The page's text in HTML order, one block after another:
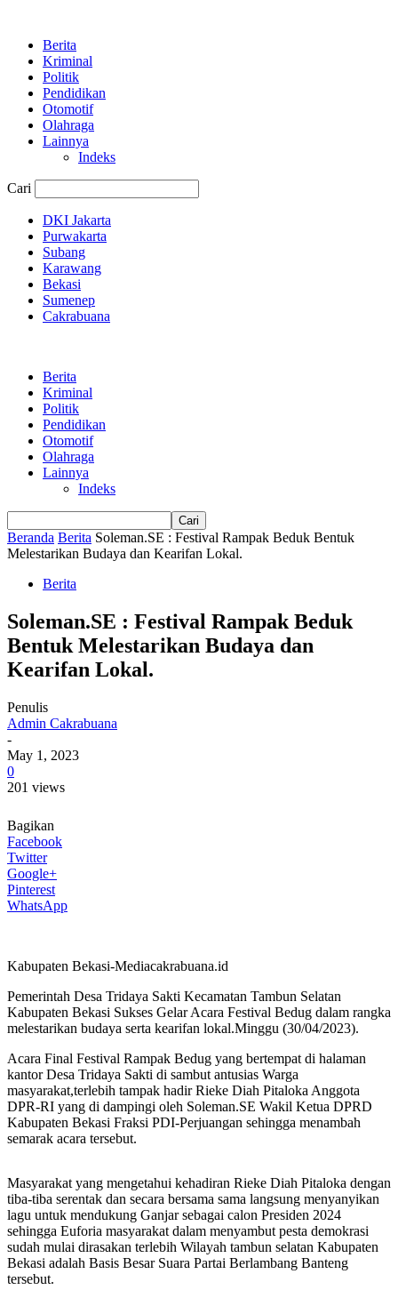
Berita
Kriminal
Politik
Pendidikan
Otomotif
Olahraga
Lainnya
Indeks
Cari
DKI Jakarta
Purwakarta
Subang
Karawang
Bekasi
Sumenep
Cakrabuana
Berita
Kriminal
Politik
Pendidikan
Otomotif
Olahraga
Lainnya
Indeks
Beranda Berita Soleman.SE : Festival Rampak Beduk Bentuk
Melestarikan Budaya dan Kearifan Lokal.
Berita
Soleman.SE : Festival Rampak Beduk
Bentuk Melestarikan Budaya dan
Kearifan Lokal.
Penulis
Admin Cakrabuana
-
May 1, 2023
0
201 views
Bagikan
Facebook
Twitter
Google+
Pinterest
WhatsApp
Kabupaten Bekasi-Mediacakrabuana.id
Pemerintah Desa Tridaya Sakti Kecamatan Tambun Selatan
Kabupaten Bekasi Sukses Gelar Acara Festival Bedug dalam rangka
melestarikan budaya serta kearifan lokal.Minggu (30/04/2023).
Acara Final Festival Rampak Bedug yang bertempat di halaman
kantor Desa Tridaya Sakti di sambut antusias Warga
masyarakat,terlebih tampak hadir Rieke Diah Pitaloka Anggota
DPR-RI yang di dampingi oleh Soleman.SE Wakil Ketua DPRD
Kabupaten Bekasi Fraksi PDI-Perjuangan sehingga menambah
semarak acara tersebut.
Masyarakat yang mengetahui kehadiran Rieke Diah Pitaloka dengan
tiba-tiba serentak dan secara bersama sama langsung menyanyikan
lagu untuk mendukung Ganjar sebagai calon Presiden 2024
sehingga Euforia masyarakat dalam menyambut pesta demokrasi
sudah mulai dirasakan terlebih Wilayah tambun selatan Kabupaten
Bekasi adalah Basis Besar Suara Partai Berlambang Banteng
tersebut.